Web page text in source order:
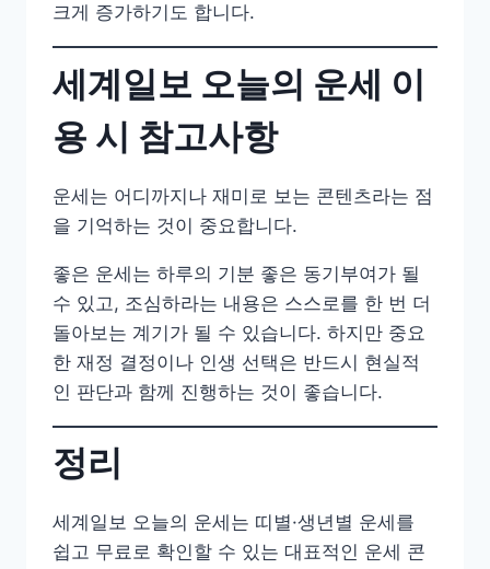
크게 증가하기도 합니다.
세계일보 오늘의 운세 이
용 시 참고사항
운세는 어디까지나 재미로 보는 콘텐츠라는 점
을 기억하는 것이 중요합니다.
좋은 운세는 하루의 기분 좋은 동기부여가 될
수 있고, 조심하라는 내용은 스스로를 한 번 더
돌아보는 계기가 될 수 있습니다. 하지만 중요
한 재정 결정이나 인생 선택은 반드시 현실적
인 판단과 함께 진행하는 것이 좋습니다.
정리
세계일보 오늘의 운세는 띠별·생년별 운세를
쉽고 무료로 확인할 수 있는 대표적인 운세 콘